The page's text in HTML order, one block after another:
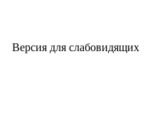
Версия для слабовидящих